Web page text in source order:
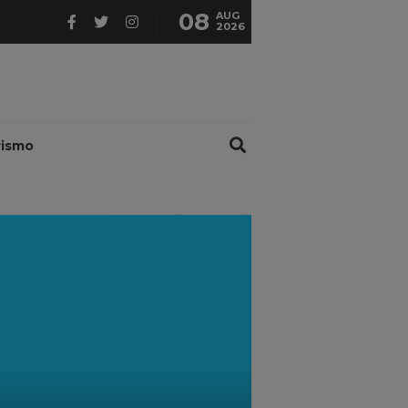
08 AUG
2026